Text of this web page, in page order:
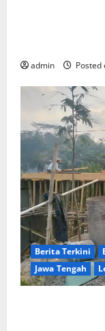
admin Posted
Berita Terkini
Jawa Tengah